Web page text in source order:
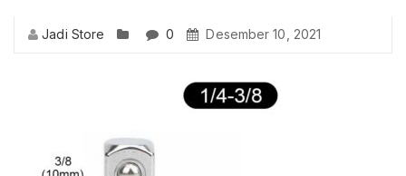
Jadi Store 0 Desember 10, 2021